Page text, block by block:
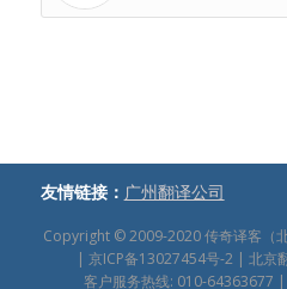
友情链接： 广州翻译公司
Copyright © 2009-2020传奇译客（
|京ICP备13027454号-2 | 北京
客户服务热线: 010-64363677 |